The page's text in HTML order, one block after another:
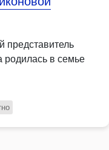
представитель
в семье